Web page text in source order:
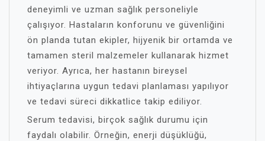
deneyimli ve uzman sağlık personeliyle
çalışıyor. Hastaların konforunu ve güvenliğini
ön planda tutan ekipler, hijyenik bir ortamda ve
tamamen steril malzemeler kullanarak hizmet
veriyor. Ayrıca, her hastanın bireysel
ihtiyaçlarına uygun tedavi planlaması yapılıyor
ve tedavi süreci dikkatlice takip ediliyor.
Serum tedavisi, birçok sağlık durumu için
faydalı olabilir. Örneğin, enerji düşüklüğü,